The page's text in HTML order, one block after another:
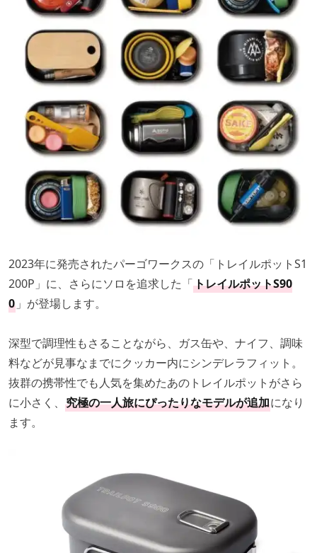
2023年に発売されたパーゴワークスの「トレイルポットS1
200P」に、さらにソロを追求した「トレイルポットS90
0 」が登場します。
深型で調理性もさることながら、ガス缶や、ナイフ、調味
料などが見事なまでにクッカー内にシンデレラフィット。
抜群の携帯性でも人気を集めたあのトレイルポットがさら
に小さく、 究極の一人旅にぴったりなモデルが追加になり
ます。